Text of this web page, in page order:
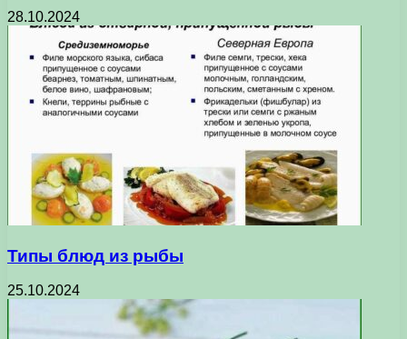
28.10.2024
Типы блюд из рыбы
25.10.2024